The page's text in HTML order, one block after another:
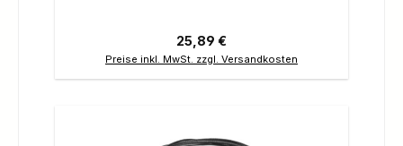
Regulärer Preis:
25,89 €
Preise inkl. MwSt. zzgl. Versandkosten